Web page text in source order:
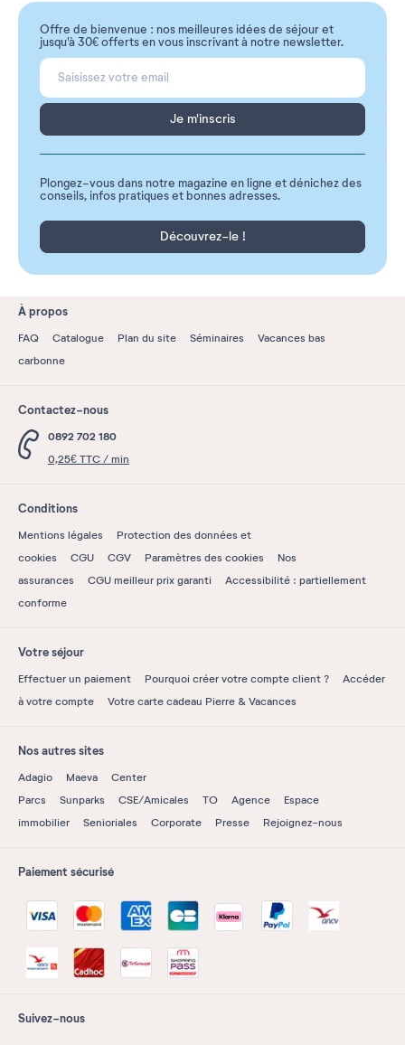
Offre de bienvenue : nos meilleures idées de séjour et
jusqu'à 30€ offerts en vous inscrivant à notre newsletter.
Je m'inscris
Plongez-vous dans notre magazine en ligne et dénichez des
conseils, infos pratiques et bonnes adresses.
Découvrez-le !
À propos
FAQ Catalogue Plan du site Séminaires
Vacances bas
carbonne
Contactez-nous
0892 702 180
0,25€ TTC / min
Conditions
Mentions légales
Protection des données et
cookies
CGU CGV Paramètres des cookies
Nos
assurances
CGU meilleur prix garanti
Accessibilité : partiellement
conforme
Votre séjour
Effectuer un paiement Pourquoi créer votre compte client ?
Accéder
à votre compte
Votre carte cadeau Pierre & Vacances
Nos autres sites
Adagio Maeva
Center
Parcs
Sunparks CSE/Amicales TO Agence
Espace
immobilier
Senioriales Corporate Presse Rejoignez-nous
Paiement sécurisé
Suivez-nous